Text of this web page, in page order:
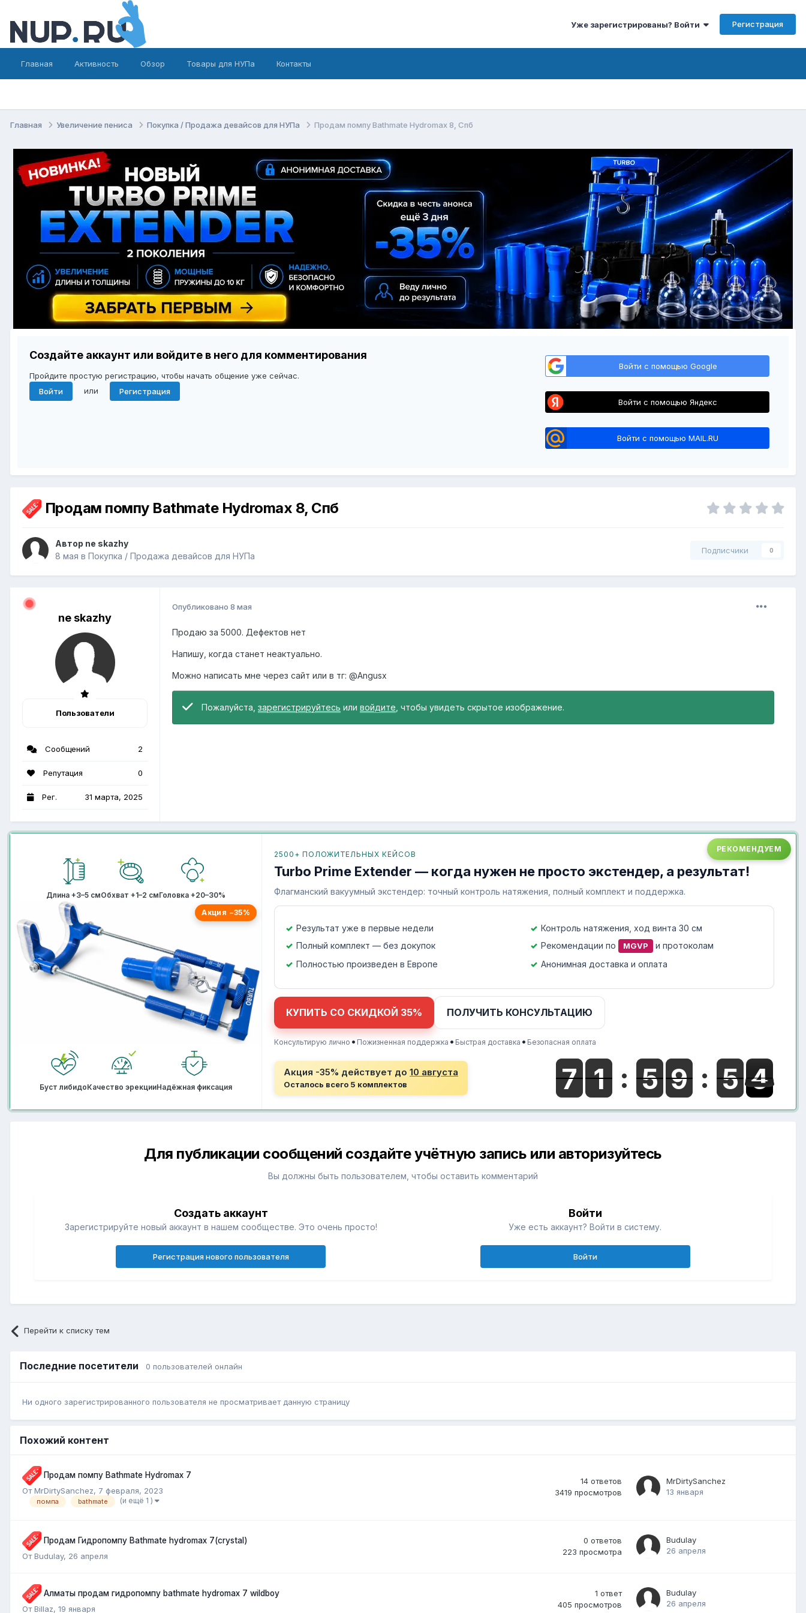
Уже зарегистрированы? Войти Регистрация
Главная Активность Обзор Товары для НУПа Контакты
Главная Увеличение пениса Покупка / Продажа девайсов для НУПа Продам помпу Bathmate Hydromax 8, Спб
Создайте аккаунт или войдите в него для комментирования
Пройдите простую регистрацию, чтобы начать общение уже сейчас.
Войти
или Регистрация
Войти с помощью Google
Войти с помощью Яндекс
Войти с помощью MAIL.RU
Продам помпу Bathmate Hydromax 8, Спб
Автор ne skazhy
8 мая в Покупка / Продажа девайсов для НУПа
Подписчики 0
ne skazhy
Пользователи
Сообщений 2
Репутация 0
Рег. 31 марта, 2025
Опубликовано 8 мая
Продаю за 5000. Дефектов нет
Напишу, когда станет неактуально.
Можно написать мне через сайт или в тг: @Angusx
Пожалуйста, зарегистрируйтесь или войдите , чтобы увидеть скрытое изображение.
Длина +3–5 смОбхват +1–2 смГоловка +20–30%
Акция −35%
Буст либидоКачество эрекцииНадёжная фиксация
РЕКОМЕНДУЕМ
2500+ ПОЛОЖИТЕЛЬНЫХ КЕЙСОВ
Turbo Prime Extender — когда нужен не просто экстендер, а результат!
Флагманский вакуумный экстендер: точный контроль натяжения, полный комплект и поддержка.
Результат уже в первые недели
Контроль натяжения, ход винта 30 см
Полный комплект — без докупок
Рекомендации по MGVP
и протоколам
Полностью произведен в Европе
Анонимная доставка и оплата
КУПИТЬ СО СКИДКОЙ 35% ПОЛУЧИТЬ КОНСУЛЬТАЦИЮ
Консультирую лично • Пожизненная поддержка • Быстрая доставка • Безопасная оплата
Акция -35% действует до 10 августа
Осталось всего 5 комплектов
Для публикации сообщений создайте учётную запись или авторизуйтесь
Вы должны быть пользователем, чтобы оставить комментарий
Создать аккаунт
Зарегистрируйте новый аккаунт в нашем сообществе. Это очень просто!
Регистрация нового пользователя
Войти
Уже есть аккаунт? Войти в систему.
Войти
Перейти к списку тем
Последние посетители 0 пользователей онлайн
Ни одного зарегистрированного пользователя не просматривает данную страницу
Похожий контент
Продам помпу Bathmate Hydromax 7
От MrDirtySanchez, 7 февраля, 2023
помпа bathmate (и ещё 1 )
14 ответов
3419 просмотров
MrDirtySanchez
13 января
Продам Гидропомпу Bathmate hydromax 7(crystal)
От Budulay, 26 апреля
0 ответов
223 просмотра
Budulay
26 апреля
Алматы продам гидропомпу bathmate hydromax 7 wildboy
От Billaz, 19 января
1 ответ
405 просмотров
Budulay
26 апреля